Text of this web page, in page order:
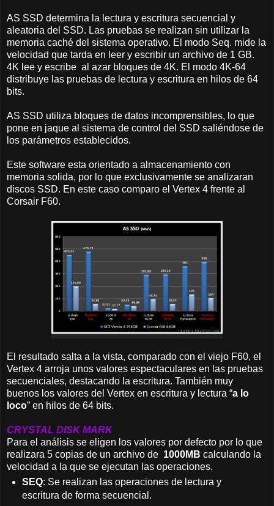
AS SSD determina la lectura y escritura secuencial y
aleatoria del SSD. Las pruebas se realizan sin utilizar la
memoria caché del sistema operativo. El modo Seq. mide la
velocidad que tarda en leer y escribir un archivo de 1 GB.
4K lee y escribe al azar bloques de 4K. El modo 4K-64
distribuye las pruebas de lectura y escritura en hilos de 64
bits.
AS SSD utiliza bloques de datos incomprensibles, lo que
pone en jaque al sistema de control del SSD saliéndose de
los parámetros establecidos.
Este software esta orientado a almacenamiento con
memoria solida, por lo que exclusivamente se analizaran
discos SSD. En este caso comparo el Vertex 4 frente al
Corsair F60.
El resultado salta a la vista, comparado con el viejo F60, el
Vertex 4 arroja unos valores espectaculares en las pruebas
secuenciales, destacando la escritura. También muy
buenos los valores del Vertex en escritura y lectura “a lo
loco” en hilos de 64 bits.
CRYSTAL DISK MARK
Para el análisis se eligen los valores por defecto por lo que
realizara 5 copias de un archivo de 1000MB calculando la
velocidad a la que se ejecutan las operaciones.
SEQ: Se realizan las operaciones de lectura y
escritura de forma secuencial.